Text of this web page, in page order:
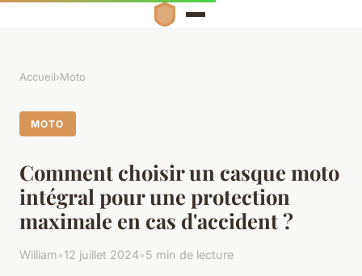
Accueil›Moto
MOTO
Comment choisir un casque moto
intégral pour une protection
maximale en cas d'accident ?
William•12 juillet 2024•5 min de lecture